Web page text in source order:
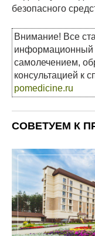
безопасного
Внимание! Все
информационный
самолечением,
консультацией к
pomedicine.ru
СОВЕТУЕМ К